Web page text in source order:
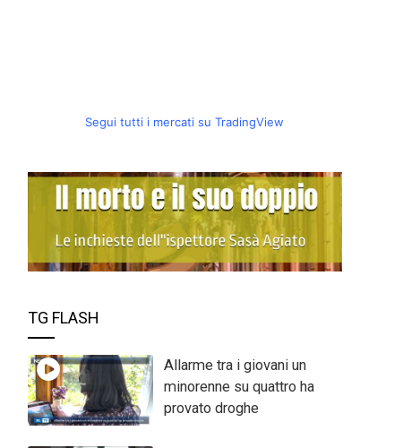
Segui tutti i mercati su TradingView
TG FLASH
Allarme tra i giovani un
minorenne su quattro ha
provato droghe